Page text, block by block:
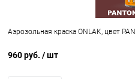
Аэрозольная краска ONLAK, цвет
960 руб. / шт